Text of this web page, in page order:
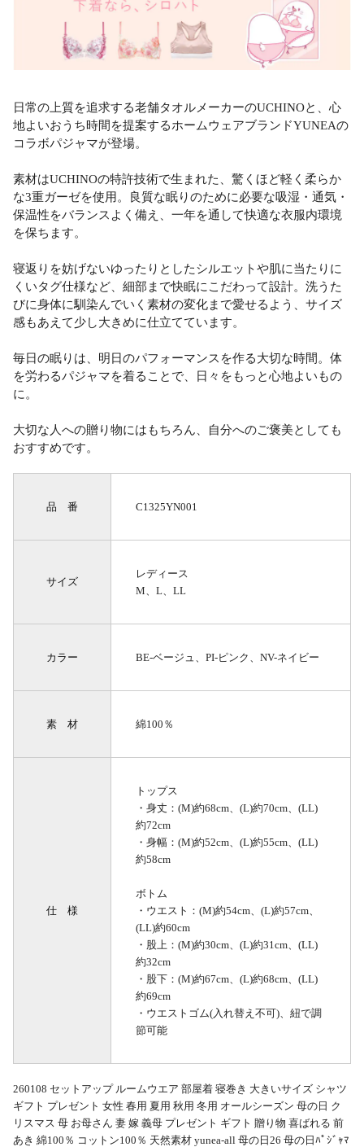
日常の上質を追求する老舗タオルメーカーのUCHINOと、心
地よいおうち時間を提案するホームウェアブランドYUNEAの
コラボパジャマが登場。
素材はUCHINOの特許技術で生まれた、驚くほど軽く柔らか
な3重ガーゼを使用。良質な眠りのために必要な吸湿・通気・
保温性をバランスよく備え、一年を通して快適な衣服内環境
を保ちます。
寝返りを妨げないゆったりとしたシルエットや肌に当たりに
くいタグ仕様など、細部まで快眠にこだわって設計。洗うた
びに身体に馴染んでいく素材の変化まで愛せるよう、サイズ
感もあえて少し大きめに仕立てています。
毎日の眠りは、明日のパフォーマンスを作る大切な時間。体
を労わるパジャマを着ることで、日々をもっと心地よいもの
に。
大切な人への贈り物にはもちろん、自分へのご褒美としても
おすすめです。
品 番 C1325YN001
サイズ
レディース
M、L、LL
カラー BE-ベージュ、PI-ピンク、NV-ネイビー
素 材 綿100％
仕 様
トップス
・身丈：(M)約68cm、(L)約70cm、(LL)
約72cm
・身幅：(M)約52cm、(L)約55cm、(LL)
約58cm
ボトム
・ウエスト：(M)約54cm、(L)約57cm、
(LL)約60cm
・股上：(M)約30cm、(L)約31cm、(LL)
約32cm
・股下：(M)約67cm、(L)約68cm、(LL)
約69cm
・ウエストゴム(入れ替え不可)、紐で調
節可能
260108 セットアップ ルームウエア 部屋着 寝巻き 大きいサイズ シャツ
ギフト プレゼント 女性 春用 夏用 秋用 冬用 オールシーズン 母の日 ク
リスマス 母 お母さん 妻 嫁 義母 プレゼント ギフト 贈り物 喜ばれる 前
あき 綿100％ コットン100％ 天然素材 yunea-all 母の日26 母の日ﾊﾟｼﾞｬﾏ